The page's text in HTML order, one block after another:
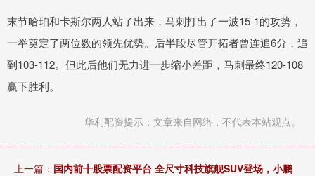
末节哈珀和卡斯尔两人站了出来，马刺打出了一波15-1的攻势，
一举奠定了两位数的领先优势。后半段尽管开拓者曾连追6分，追
到103-112。但此后他们无力进一步缩小差距，马刺最终120-108
赢下胜利。
华利配资提示：文章来自网络，不代表本站观点。
上一篇： 国内前十股票配资平台 全尺寸科技旗舰SUV登场，小鹏